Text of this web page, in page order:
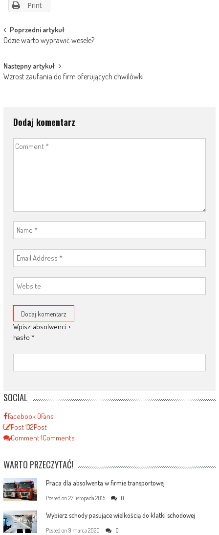
Print
Post
navigation
Poprzedni artykuł
Gdzie warto wyprawić wesele?
Następny artykuł
Wzrost zaufania do firm oferujących chwilówki
Dodaj komentarz
Wpisz: absolwenci +
hasło *
SOCIAL
Facebook 0Fans
Post132Post
Comment1Comments
WARTO PRZECZYTAĆ!
Praca dla absolwenta w firmie transportowej
Posted on 27 listopada 2015 0
Wybierz schody pasujące wielkością do klatki schodowej
Posted on 9 marca 2020 0